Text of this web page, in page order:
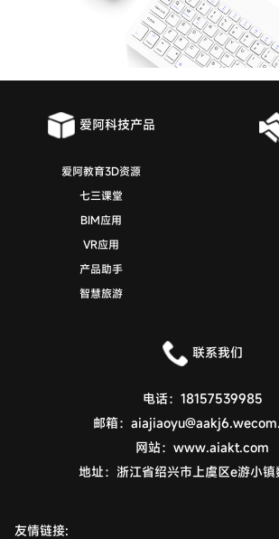
爱阿科技产品
爱阿教育3D资源
七三课堂
BIM应用
VR应用
产品助手
智慧旅游
联系我们
电话： 18157539985
邮箱：
网站： www.aiakt.com
地址： 浙江省绍兴市上虞区e游小镇
友情链接: